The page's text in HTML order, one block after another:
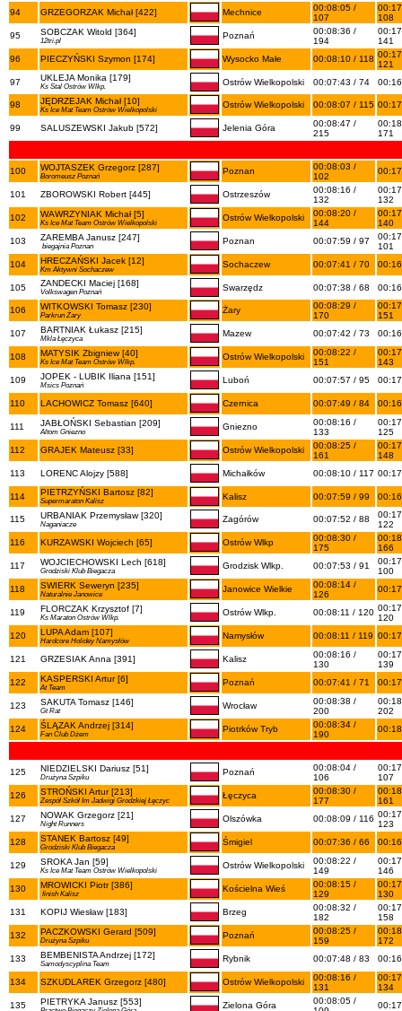
94
GRZEGORZAK Michał [422] Mechnice
00:08:05 /
107
108
95
SOBCZAK Witold [364]
12tri.pl
Poznań
00:08:36 /
194
141
96
PIECZYŃSKI Szymon [174] Wysocko Małe 00:08:10 / 118
121
97
UKLEJA Monika [179]
Ks Stal Ostrów Wlkp. Ostrów Wielkopolski 00:07:43 / 74
98 JĘDRZEJAK Michał [10]
Ks Ice Mat Team Ostrów Wielkopolski
Ostrów Wielkopolski 00:08:07 / 115
99 SALUSZEWSKI Jakub [572] Jelenia Góra
00:08:47 /
215
171
100 WOJTASZEK Grzegorz [287]
Boromeusz Poznań
Poznan
00:08:03 /
102
101 ZBOROWSKI Robert [445] Ostrzeszów
00:08:16 /
132
132
102
WAWRZYNIAK Michał [5]
Ks Ice Mat Team Ostrów Wielkopolski
Ostrów Wielkopolski
00:08:20 /
144
140
103
ZAREMBA Janusz [247]
biegajnia Poznan
Poznan 00:07:59 / 97
101
104
HRECZAŃSKI Jacek [12]
Km Aktywni Sochaczew
Sochaczew 00:07:41 / 70
105 ZANDECKI Maciej [168]
Volkswagen Poznań Swarzędz 00:07:38 / 68
106 WITKOWSKI Tomasz [230]
Parkrun Żary
Żary
00:08:29 /
170
151
107
BARTNIAK Łukasz [215]
Mkla Łęczyca
Mazew 00:07:42 / 73
108 MATYSIK Zbigniew [40]
Ks Ice Mat Team Ostrów Wlkp.
Ostrów Wielkopolski
00:08:22 /
151
143
109
JOPEK - LUBIK Iliana [151]
Msics Poznań
Luboń 00:07:57 / 95
110 LACHOWICZ Tomasz [640] Czernica 00:07:49 / 84
111 JABŁOŃSKI Sebastian [209]
Altom Gniezno
Gniezno
00:08:16 /
133
125
112
GRAJEK Mateusz [33] Ostrów Wielkopolski
00:08:25 /
161
148
113
LORENC Alojzy [588] Michałków 00:08:10 / 117
114 PIETRZYŃSKI Bartosz [82]
Supermaraton Kalisz Kalisz 00:07:59 / 99
115 URBANIAK Przemysław [320]
Naganiacze
Zagórów 00:07:52 / 88
122
116
KURZAWSKI Wojciech [65] Ostrów Wlkp
00:08:30 /
175
166
117
WOJCIECHOWSKI Lech [618]
Grodziski Klub Biegacza
Grodzisk Wlkp. 00:07:53 / 91
100
118
SWIERK Seweryn [235]
Naturalnie Janowice
Janowice Wielkie
00:08:14 /
126
119 FLORCZAK Krzysztof [7]
Ks Maraton Ostrów Wlkp.
Ostrów Wlkp. 00:08:11 / 120
120
120
LUPA Adam [107]
Hardcore Holidey Namysłów
Namysłów 00:08:11 / 119
121 GRZESIAK Anna [391] Kalisz
00:08:16 /
130
139
122
KASPERSKI Artur [6]
At Team
Poznań 00:07:41 / 71
123 SAKUTA Tomasz [146]
Gt Rat
Wrocław
00:08:38 /
200
202
124
ŚLĄZAK Andrzej [314]
Fan Club Dżem
Piotrków Tryb
00:08:34 /
190
125 NIEDZIELSKI Dariusz [51]
Drużyna Szpiku
Poznań
00:08:04 /
106
107
126
STROŃSKI Artur [213]
Zespół Szkół Im Jadwigi Grodzkiej Łęczyc
Łęczyca
00:08:30 /
177
161
127
NOWAK Grzegorz [21]
Night Runners
Olszówka 00:08:09 / 116
123
128
STANEK Bartosz [49]
Grodziski Klub Biegacza
Śmigiel 00:07:36 / 66
129 SROKA Jan [59]
Ks Ice Mat Team Ostrów Wielkopolski
Ostrów Wielkopolski
00:08:22 /
149
146
130
MROWICKI Piotr [386]
finish Kalisz
Kościelna Wieś
00:08:15 /
129
130
131
KOPIJ Wiesław [183] Brzeg
00:08:32 /
182
158
132
PACZKOWSKI Gerard [509]
Drużyna Szpiku
Poznań
00:08:25 /
159
172
133
BEMBENISTA Andrzej [172]
Samodyscyplina Team
Rybnik 00:07:48 / 83
134 SZKUDLAREK Grzegorz [480] Ostrów Wielkopolski
00:08:16 /
131
134
135
PIETRYKA Janusz [553] Zielona Góra
00:08:05 /